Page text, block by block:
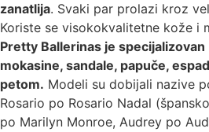
zanatlija. Svaki par prolazi kroz
Koriste se visokokvalitetne kože i
Pretty Ballerinas je
mokasine, sandale, papuče,
petom. Modeli su dobijali nazive
Rosario po Rosario Nadal
po Marilyn Monroe, Audrey po